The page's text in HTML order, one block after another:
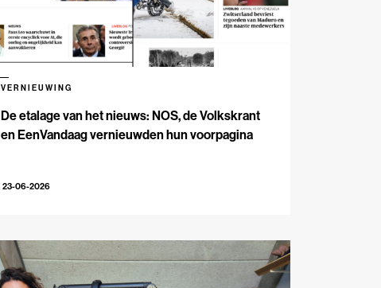
De etalage van het nieuws: NOS, de Volkskrant
en EenVandaag vernieuwden hun voorpagina
VERNIEUWING
23-06-2026